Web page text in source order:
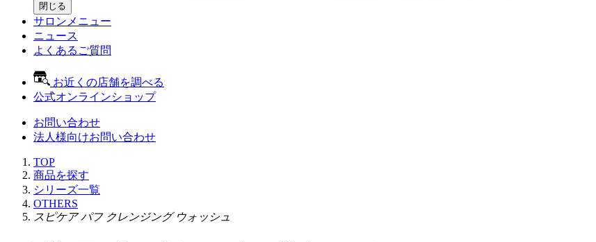
閉じる
サロンメニュー
ニュース
よくあるご質問
お近くの店舗を調べる
公式オンラインショップ
お問い合わせ
法人様向けお問い合わせ
TOP
商品を探す
シリーズ一覧
OTHERS
スピケア パフ クレンジング ウォッシュ